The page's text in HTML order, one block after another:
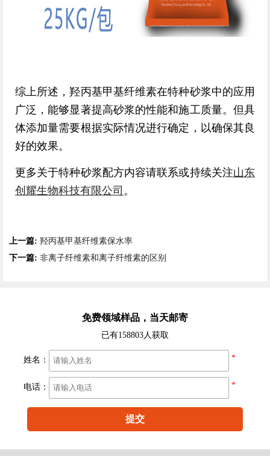
综上所述，羟丙基甲基纤维素在特种砂浆中的应用
广泛，能够显著提高砂浆的性能和施工质量。但具
体添加量需要根据实际情况进行确定，以确保其良
好的效果。
更多关于特种砂浆配方内容请联系或持续关注山东
创耀生物科技有限公司 。
上一篇: 羟丙基甲基纤维素保水率
下一篇: 非离子纤维素和离子纤维素的区别
免费领域样品，当天邮寄
已有158803人获取
姓名： *
电话： *